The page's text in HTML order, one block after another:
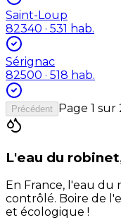
Saint-Loup
82340 · 531 hab.
Sérignac
82500 · 518 hab.
Précédent Page 1 sur
L'eau du
En France, l'eau
contrôlé. Boire de
et écologique !